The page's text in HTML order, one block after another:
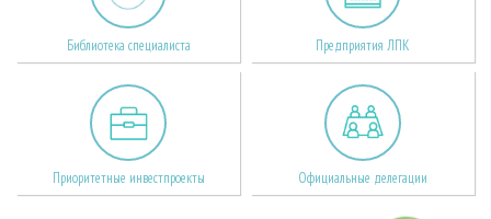
Библиотека специалиста Предприятия ЛПК
Приоритетные инвестпроекты Официальные делегации